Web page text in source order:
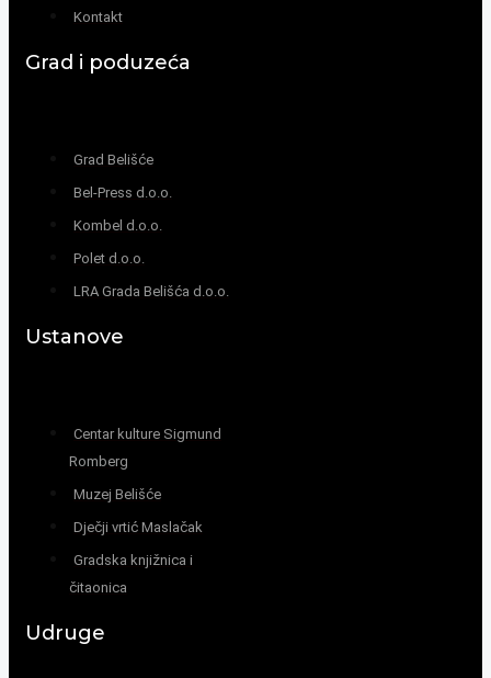
Kontakt
Grad i poduzeća
Grad Belišće
Bel-Press d.o.o.
Kombel d.o.o.
Polet d.o.o.
LRA Grada Belišća d.o.o.
Ustanove
Centar kulture Sigmund
Romberg
Muzej Belišće
Dječji vrtić Maslačak
Gradska knjižnica i
čitaonica
Udruge